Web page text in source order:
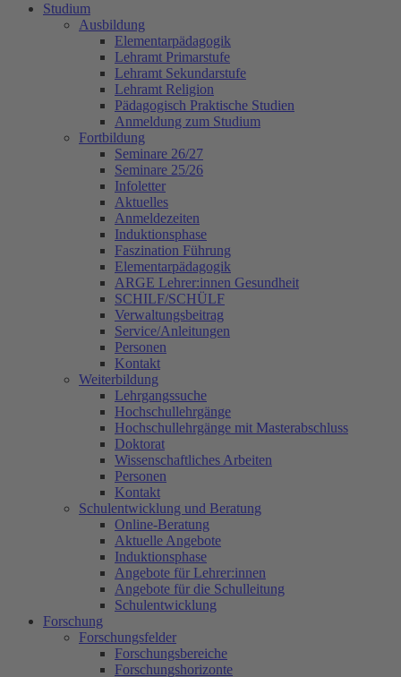
Studium
Ausbildung
Elementarpädagogik
Lehramt Primarstufe
Lehramt Sekundarstufe
Lehramt Religion
Pädagogisch Praktische Studien
Anmeldung zum Studium
Fortbildung
Seminare 26/27
Seminare 25/26
Infoletter
Aktuelles
Anmeldezeiten
Induktionsphase
Faszination Führung
Elementarpädagogik
ARGE Lehrer:innen Gesundheit
SCHILF/SCHÜLF
Verwaltungsbeitrag
Service/Anleitungen
Personen
Kontakt
Weiterbildung
Lehrgangssuche
Hochschullehrgänge
Hochschullehrgänge mit Masterabschluss
Doktorat
Wissenschaftliches Arbeiten
Personen
Kontakt
Schulentwicklung und Beratung
Online-Beratung
Aktuelle Angebote
Induktionsphase
Angebote für Lehrer:innen
Angebote für die Schulleitung
Schulentwicklung
Forschung
Forschungsfelder
Forschungsbereiche
Forschungshorizonte